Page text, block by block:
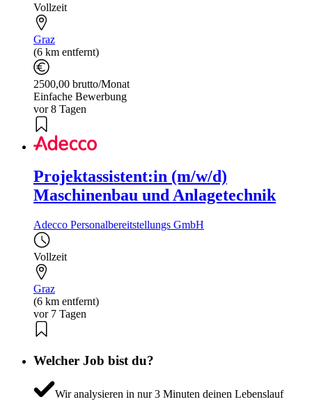
Vollzeit
Graz
(6 km entfernt)
2500,00 brutto/Monat
Einfache Bewerbung
vor 8 Tagen
Projektassistent:in (m/w/d)
Maschinenbau und Anlagetechnik
Adecco Personalbereitstellungs GmbH
Vollzeit
Graz
(6 km entfernt)
vor 7 Tagen
Welcher Job bist du?
Wir analysieren in nur 3 Minuten deinen Lebenslauf